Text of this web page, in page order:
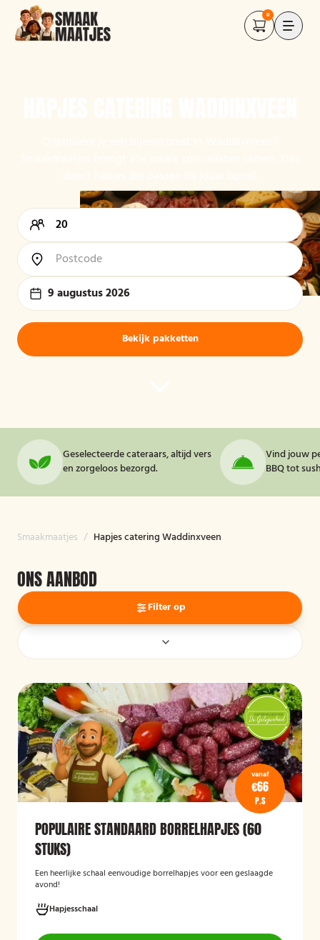
0
9 augustus 2026
Bekijk pakketten
Geselecteerde cateraars, altijd vers
en zorgeloos bezorgd.
Vind jouw
BBQ tot
Smaakmaatjes / Hapjes catering Waddinxveen
ONS AANBOD
Filter op
vanaf
€66
P.S
POPULAIRE STANDAARD BORRELHAPJES (60
STUKS)
Een heerlijke schaal eenvoudige borrelhapjes voor een geslaagde
avond!
Hapjesschaal